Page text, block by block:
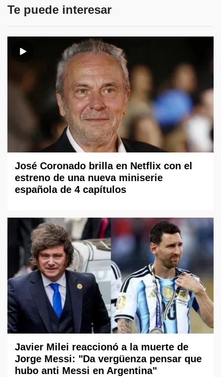
Te puede interesar
José Coronado brilla en Netflix con el
estreno de una nueva miniserie
española de 4 capítulos
Javier Milei reaccionó a la muerte de
Jorge Messi: "Da vergüenza pensar que
hubo anti Messi en Argentina"